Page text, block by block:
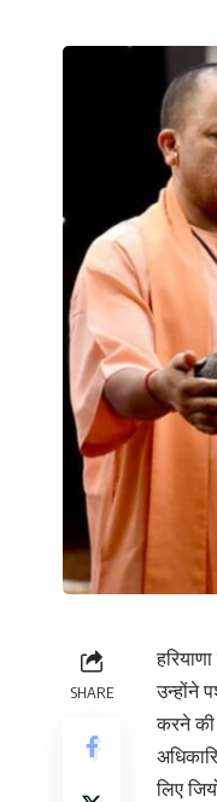
SHARE
उन्होंने
करने की
लिए